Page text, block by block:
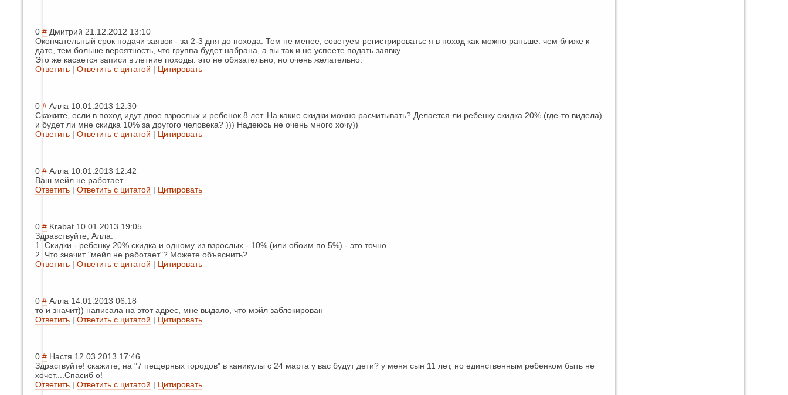
0 # Дмитрий 21.12.2012 13:10
Окончательный срок подачи заявок - за 2-3 дня до похода. Тем не менее, советуем регистрироватьс я в поход как можно раньше: чем ближе к
дате, тем больше вероятность, что группа будет набрана, а вы так и не успеете подать заявку.
Это же касается записи в летние походы: это не обязательно, но очень желательно.
Ответить | Ответить с цитатой | Цитировать
0 # Алла 10.01.2013 12:30
Скажите, если в поход идут двое взрослых и ребенок 8 лет. На какие скидки можно расчитывать? Делается ли ребенку скидка 20% (где-то видела)
и будет ли мне скидка 10% за другого человека? ))) Надеюсь не очень много хочу))
Ответить | Ответить с цитатой | Цитировать
0 # Алла 10.01.2013 12:42
Ваш мейл не работает
Ответить | Ответить с цитатой | Цитировать
0 # Krabat 10.01.2013 19:05
Здравствуйте, Алла.
1. Скидки - ребенку 20% скидка и одному из взрослых - 10% (или обоим по 5%) - это точно.
2. Что значит "мейл не работает"? Можете объяснить?
Ответить | Ответить с цитатой | Цитировать
0 # Алла 14.01.2013 06:18
то и значит)) написала на этот адрес, мне выдало, что мэйл заблокирован
Ответить | Ответить с цитатой | Цитировать
0 # Настя 12.03.2013 17:46
Здраствуйте! скажите, на "7 пещерных городов" в каникулы с 24 марта у вас будут дети? у меня сын 11 лет, но единственным ребенком быть не
хочет....Спасиб о!
Ответить | Ответить с цитатой | Цитировать